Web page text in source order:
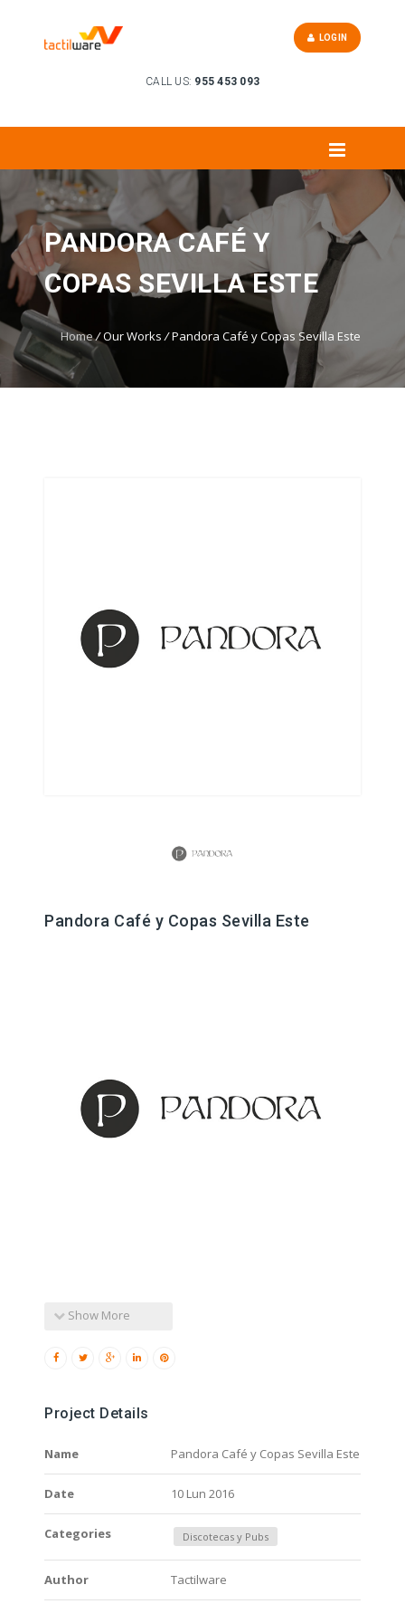
CALL US: 955 453 093
LOGIN
PANDORA CAFÉ Y
COPAS SEVILLA ESTE
Home/Our Works/Pandora Café y Copas Sevilla Este
Pandora Café y Copas Sevilla Este
Show More
Project Details
Name Pandora Café y Copas Sevilla Este
Date 10 Lun 2016
Categories Discotecas y Pubs
Author Tactilware